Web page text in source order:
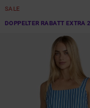
SALE
DOPPELTER RABATT EXTRA